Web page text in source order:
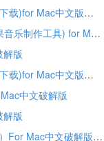
lx music desktop 1.12.2(洛雪音乐)(无损音乐下载)for Mac中文版
FL Studio Producer Edition 20.8.3.2304(水果音乐制作工具) for Mac中文破解版
解版
lx music desktop 1.11.0(洛雪音乐)(无损音乐下载)for Mac中文版
中文破解版
解版
4K YouTube to MP3 4.1.4（视频转MP3工具）For Mac中文破解版